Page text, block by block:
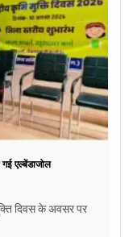
गई एल्बेंडाजोल
दिवस के अवसर पर